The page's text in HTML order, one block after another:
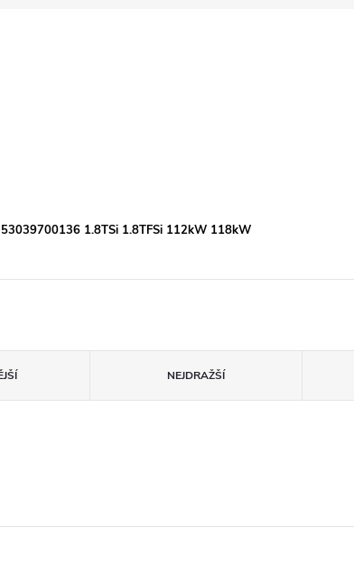
1.8TSi 1.8TFSi 112kW 118kW
NEJDRAŽŠÍ